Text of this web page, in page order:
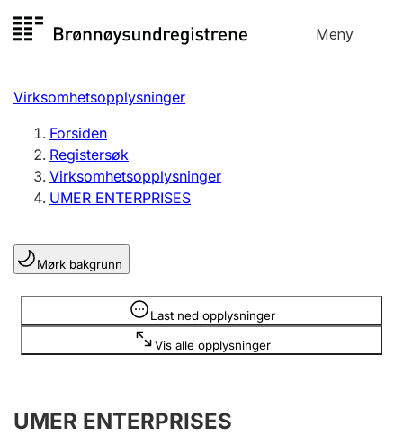
til
Meny
Registersøk
Aksjeselskap
Enkeltpersonforetak
Registrere, endre, slette
Lag og forening
Registrere, endre, slette
Virksomhetsopplysninger
Forsiden
Registersøk
Virksomhetsopplysninger
UMER ENTERPRISES
Mørk bakgrunn
Last ned opplysninger
Vis alle opplysninger
Opplysninger er skjult
UMER ENTERPRISES